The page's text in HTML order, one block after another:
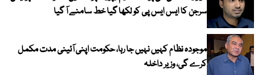
سرجن کا ایس ایس پی کو لکھا گیا خط سامنے آ گیا
موجودہ نظام کہیں نہیں جا رہا، حکومت اپنی آئینی مدت مکمل
کرے گی، وزیر داخلہ